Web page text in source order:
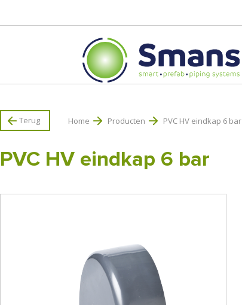
Terug Home Producten PVC HV eindkap 6 bar
PVC HV eindkap 6 bar